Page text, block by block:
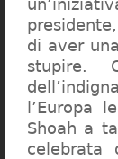
di aver
stupire.
l’Europa
Shoah a
celebrata